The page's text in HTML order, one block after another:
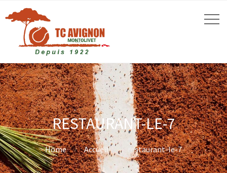
RESTAURANT-LE-7
Home Accueil restaurant-le-7